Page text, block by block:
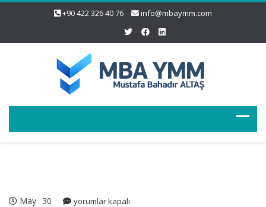
+90 422 326 40 76 info@mbaymm.com
May 30
Sigorta
yorumlar kapalı